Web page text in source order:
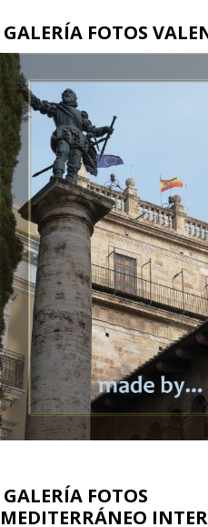
GALERÍA FOTOS
GALERÍA FOTOS
MEDITERRÁNEO